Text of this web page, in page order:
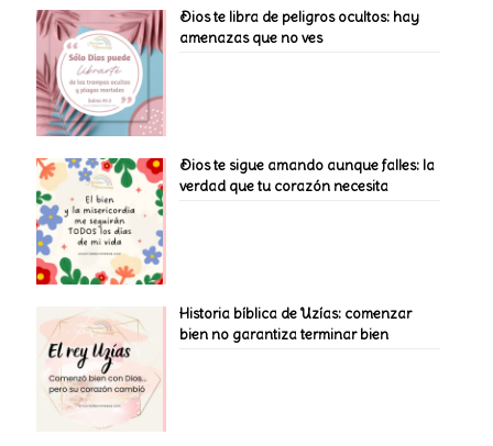
Dios te libra de peligros ocultos: hay
amenazas que no ves
Dios te sigue amando aunque falles: la
verdad que tu corazón necesita
Historia bíblica de Uzías: comenzar
bien no garantiza terminar bien